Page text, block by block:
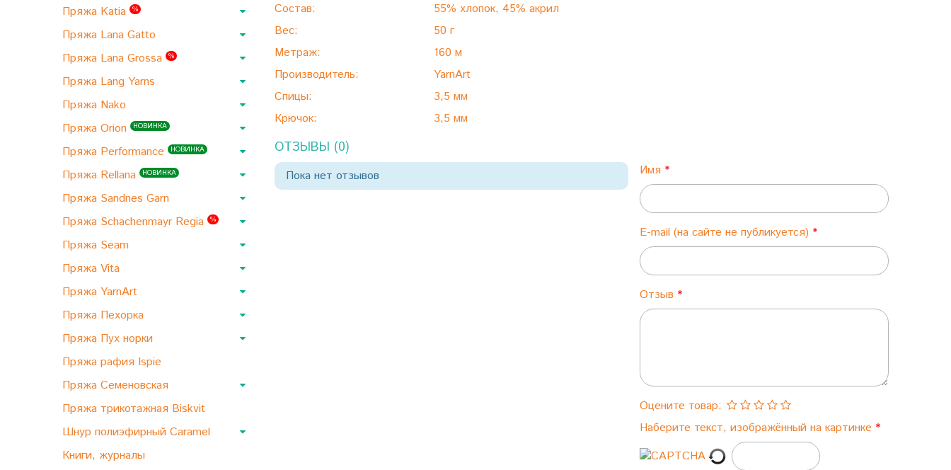
Пряжа Katia
%
Пряжа Lana Gatto
Пряжа Lana Grossa
%
Пряжа Lang Yarns
Пряжа Nako
Пряжа Orion
НОВИНКА
Пряжа Performance НОВИНКА
Пряжа Rellana НОВИНКА
Пряжа Sandnes Garn
Пряжа Schachenmayr Regia
%
Пряжа Seam
Пряжа Vita
Пряжа YarnArt
Пряжа Пехорка
Пряжа Пух норки
Пряжа рафия Ispie
Пряжа Семеновская
Пряжа трикотажная Biskvit
Шнур полиэфирный Caramel
Книги, журналы
Состав:
55% хлопок, 45% акрил
Вес:
50 г
Метраж:
160 м
Производитель:
YarnArt
Спицы:
3,5 мм
Крючок:
3,5 мм
ОТЗЫВЫ (0)
Пока нет отзывов Имя
E-mail (на сайте не публикуется)
Отзыв
Оцените товар:
Наберите текст, изображённый на картинке